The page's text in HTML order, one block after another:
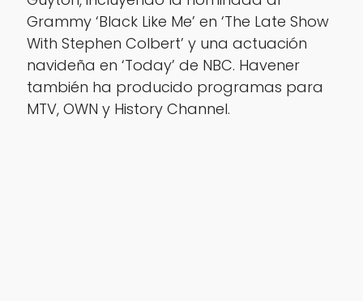
Grammy ‘Black Like Me’ en ‘The Late Show
With Stephen Colbert’ y una actuación
navideña en ‘Today’ de NBC. Havener
también ha producido programas para
MTV, OWN y History Channel.